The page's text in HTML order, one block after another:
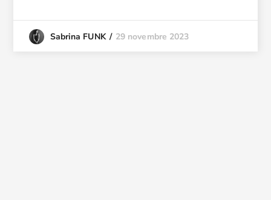
Sabrina FUNK 29 novembre 2023